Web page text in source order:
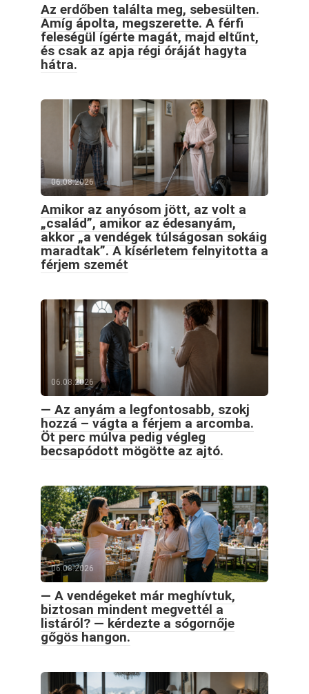
Az erdőben találta meg, sebesülten.
Amíg ápolta, megszerette. A férfi
feleségül ígérte magát, majd eltűnt,
és csak az apja régi óráját hagyta
hátra.
06.08.2026
Amikor az anyósom jött, az volt a
„család”, amikor az édesanyám,
akkor „a vendégek túlságosan sokáig
maradtak”. A kísérletem felnyitotta a
férjem szemét
06.08.2026
— Az anyám a legfontosabb, szokj
hozzá – vágta a férjem a arcomba.
Öt perc múlva pedig végleg
becsapódott mögötte az ajtó.
06.08.2026
— A vendégeket már meghívtuk,
biztosan mindent megvettél a
listáról? — kérdezte a sógornője
gőgös hangon.